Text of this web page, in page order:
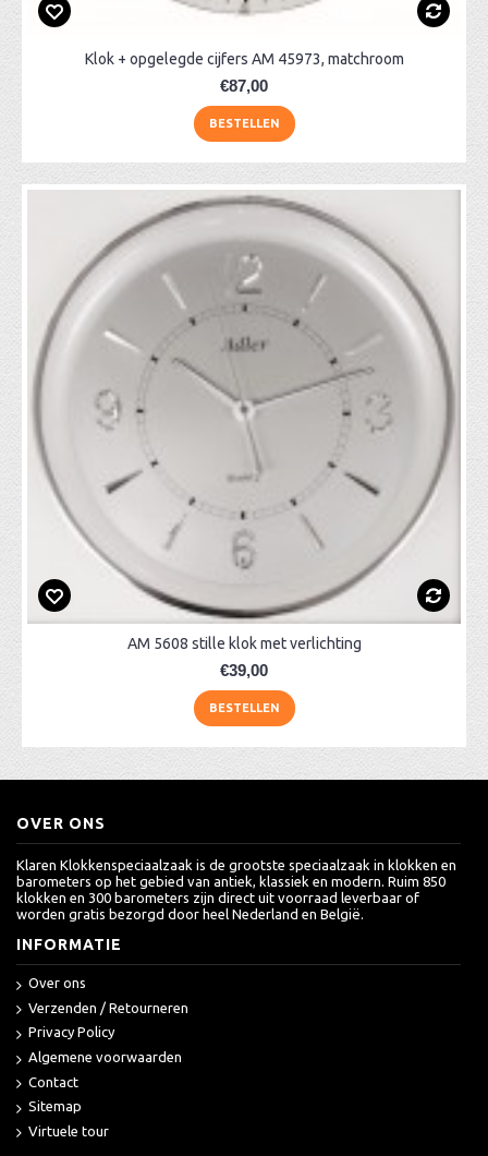
Klok + opgelegde cijfers AM 45973, matchroom
€87,00
BESTELLEN
AM 5608 stille klok met verlichting
€39,00
BESTELLEN
OVER ONS
Klaren Klokkenspeciaalzaak is de grootste speciaalzaak in klokken en
barometers op het gebied van antiek, klassiek en modern. Ruim 850
klokken en 300 barometers zijn direct uit voorraad leverbaar of
worden gratis bezorgd door heel Nederland en België.
INFORMATIE
Over ons
Verzenden / Retourneren
Privacy Policy
Algemene voorwaarden
Contact
Sitemap
Virtuele tour